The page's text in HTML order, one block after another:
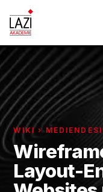
WIKI ›
Layout-